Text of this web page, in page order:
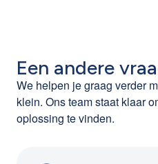
Een andere
We helpen je graag verder
klein. Ons team staat klaar
oplossing te vinden.